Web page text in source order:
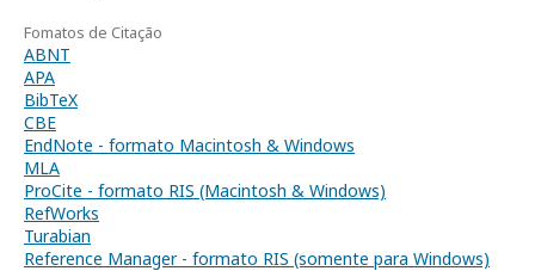
Fomatos de Citação
ABNT
APA
BibTeX
CBE
EndNote - formato Macintosh & Windows
MLA
ProCite - formato RIS (Macintosh & Windows)
RefWorks
Turabian
Reference Manager - formato RIS (somente para Windows)